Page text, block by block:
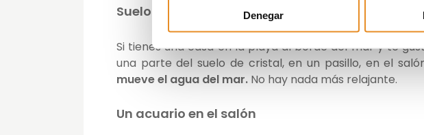
Denegar
Suelo de cristal sobre agua
Si tienes una casa en la playa al borde del mar y te
una parte del suelo de cristal, en un pasillo, en el
mueve el agua del mar. No hay nada más relajante.
Un acuario en el salón